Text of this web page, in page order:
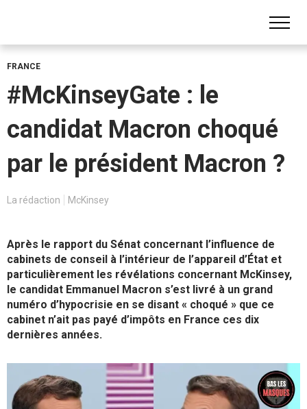
FRANCE
#McKinseyGate : le
candidat Macron choqué
par le président Macron ?
La rédaction McKinsey
Après le rapport du Sénat concernant l’influence de
cabinets de conseil à l’intérieur de l’appareil d’État et
particulièrement les révélations concernant McKinsey,
le candidat Emmanuel Macron s’est livré à un grand
numéro d’hypocrisie en se disant « choqué » que ce
cabinet n’ait pas payé d’impôts en France ces dix
dernières années.